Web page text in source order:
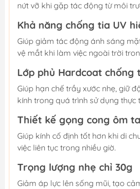
nứt vỡ khi gặp tác động từ môi
Khả năng chống tia UV
Giúp giảm tác động ánh sáng
vệ mắt khi làm việc ngoài trời
Lớp phủ Hardcoat chống
Giúp hạn chế trầy xước nhẹ, giữ
kính trong quá trình sử dụng thực
Thiết kế gọng cong ôm
Giúp kính cố định tốt hơn khi di
việc liên tục trong nhiều giờ.
Trọng lượng nhẹ chỉ 30g
Giảm áp lực lên sống mũi, tạo